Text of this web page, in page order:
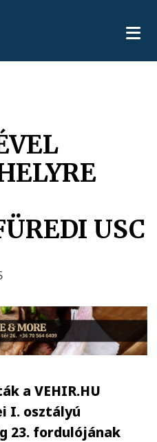
USC
a VEHIR.HU
I. osztályú
23. fordulójának